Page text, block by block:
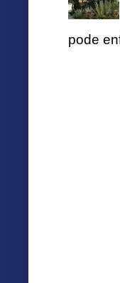
pode